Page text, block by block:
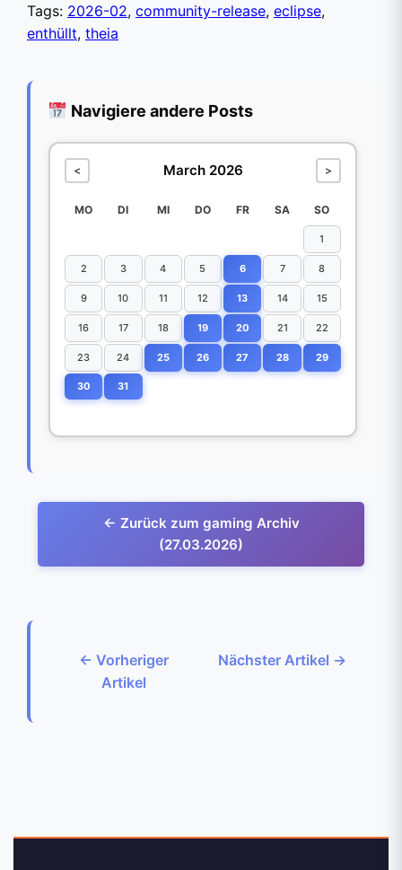
Tags: 2026-02, community-release, eclipse,
enthüllt, theia
Navigiere andere Posts
< March 2026 >
MO DI MI DO FR SA SO
1
2 3 4 5 6 7 8
9 10 11 12 13 14 15
16 17 18 19 20 21 22
23 24 25 26 27 28 29
30 31
← Zurück zum gaming Archiv
(27.03.2026)
← Vorheriger
Artikel
Nächster Artikel →